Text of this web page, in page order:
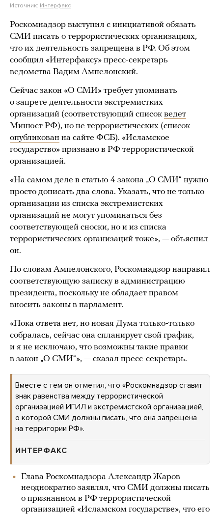
Источник: Интерфакс
Роскомнадзор выступил с инициативой обязать
СМИ писать о террористических организациях,
что их деятельность запрещена в РФ. Об этом
сообщил «Интерфаксу» пресс-секретарь
ведомства Вадим Ампелонский.
Сейчас закон «О СМИ» требует упоминать
о запрете деятельности экстремистких
организаций (соответствующий список ведет
Минюст РФ), но не террористических (список
опубликован на сайте ФСБ). «Исламское
государство» признано в РФ террористической
организацией.
«На самом деле в статью 4 закона „О СМИ“ нужно
просто дописать два слова. Указать, что не только
организации из списка экстремистских
организаций не могут упоминаться без
соответствующей сноски, но и из списка
террористических организаций тоже», — объяснил
он.
По словам Ампелонского, Роскомнадзор направил
соответствующую записку в администрацию
президента, поскольку не обладает правом
вносить законы в парламент.
«Пока ответа нет, но новая Дума только-только
собралась, сейчас она спланирует свой график,
и я не исключаю, что возможны такие правки
в закон „О СМИ“», — сказал пресс-секретарь.
Вместе с тем он отметил, что «Роскомнадзор ставит
знак равенства между террористической
организацией ИГИЛ и экстремистской организацией,
о которой СМИ должны писать, что она запрещена
на территории РФ».
ИНТЕРФАКС
Глава Роскомнадзора Александр Жаров
неоднократно заявлял, что СМИ должны писать
о признанном в РФ террористической
организацией «Исламском государстве», что его